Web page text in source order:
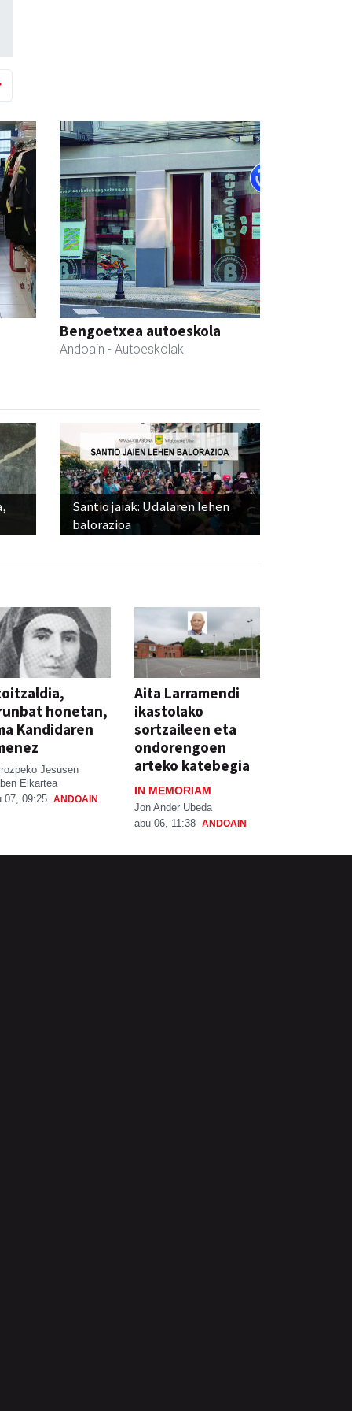
Bengoetxea autoeskola
Andoain - Autoeskolak
Santio jaiak: Udalaren lehen
balorazioa
honetan,
Kandidaren
Jesusen
Elkartea
07, 09:25 ANDOAIN
Aita Larramendi
ikastolako
sortzaileen eta
ondorengoen
arteko katebegia
IN MEMORIAM
Jon Ander Ubeda
abu 06, 11:38 ANDOAIN